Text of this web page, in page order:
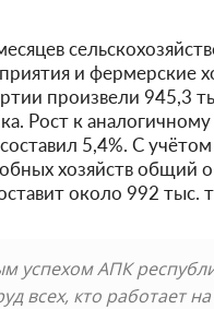
и фермерские
произвели 945,3
Рост к
5,4%. С
хозяйств общий
около 992 тыс.
успехом АПК
всех, кто работает